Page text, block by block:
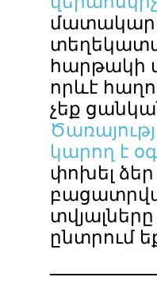
հարթակի
որևէ
չեք
կարող է
փոխել
ընտրում